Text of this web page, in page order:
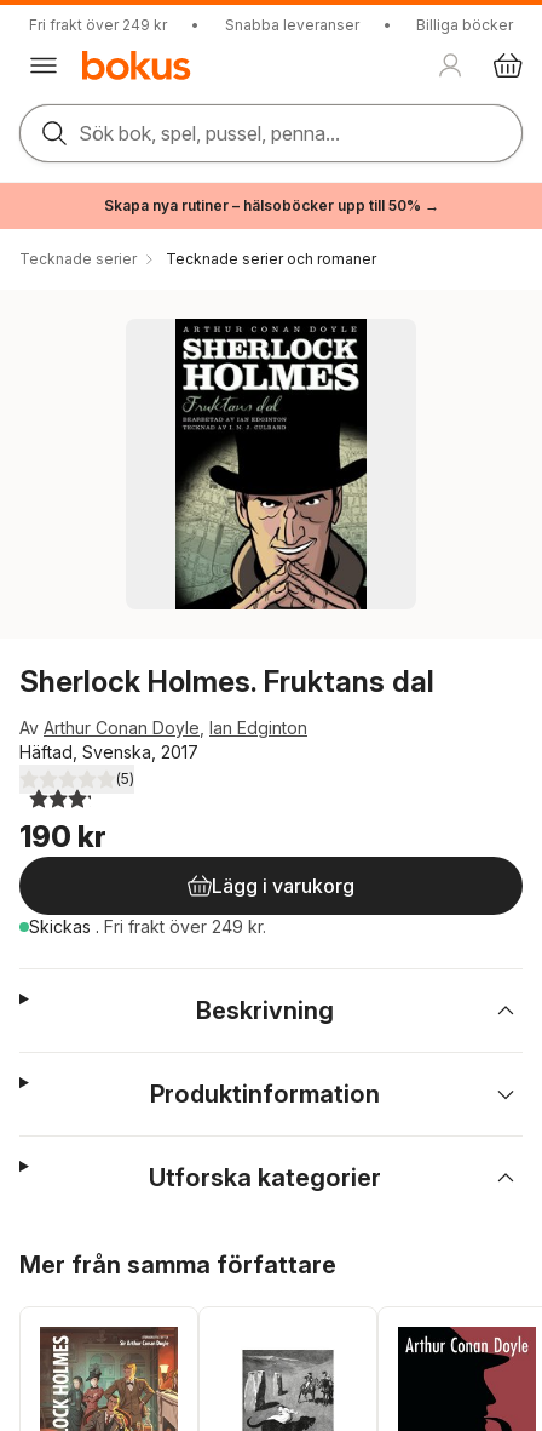
Fri frakt över 249 kr • Snabba leveranser • Billiga böcker
Sök bok, spel, pussel, penna...
Skapa nya rutiner – hälsoböcker upp till 50% →
Tecknade serier Tecknade serier och romaner
Sherlock Holmes. Fruktans dal
Av Arthur Conan Doyle Ian Edginton
Häftad, Svenska, 2017
3,2utav 5 stjärnor. Totalt antal röster:
(5)
190 kr
Lägg i varukorg
Skickas . Fri frakt över 249 kr.
Beskrivning
Produktinformation
Utforska kategorier
Mer från samma författare